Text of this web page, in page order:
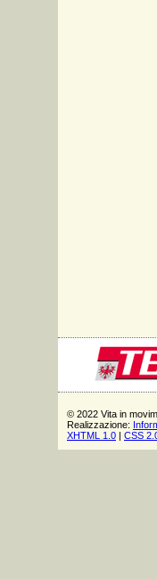
© 2022 Vita in
Realizzazione:
XHTML
1.0 | CSS